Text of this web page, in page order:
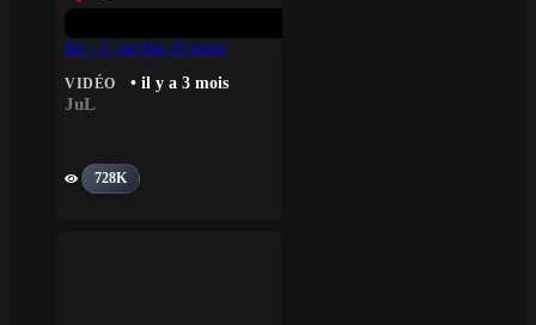
Jul – C’est Dur D’aimer
VIDÉO • il y a 3 mois
JuL
728K